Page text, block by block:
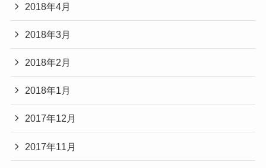
2018年4月
2018年3月
2018年2月
2018年1月
2017年12月
2017年11月